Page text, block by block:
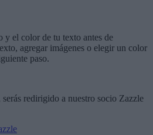
y el color de tu texto antes de
agregar imágenes o elegir un color
paso.
redirigido a nuestro socio Zazzle